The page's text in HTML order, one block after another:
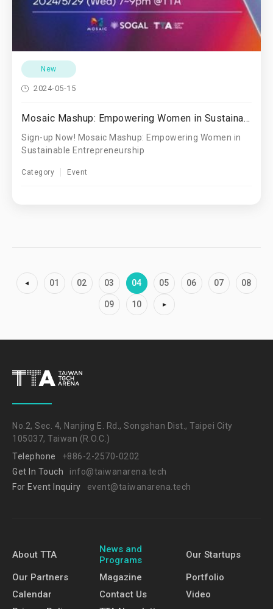
New
2024-05-15
Mosaic Mashup: Empowering Women in Sustainable Entrepreneurship
Sign-up Now! Mosaic Mashup: Empowering Women in
Sustainable Entrepreneurship
Category Event
01 02 03 04 05 06 07 08
09 10
No.2, Sec. 4, Nanjing E. Rd., Songshan Dist., Taipei City
105037, Taiwan (R.O.C.)
Telephone
+886-2-2570-0202
Get In Touch
info@taiwanarena.tech
For Event Inquiry
event@taiwanarena.tech
About TTA
News and
Programs
Our Startups
Our Partners Magazine
Portfolio
Calendar
Contact Us
Video